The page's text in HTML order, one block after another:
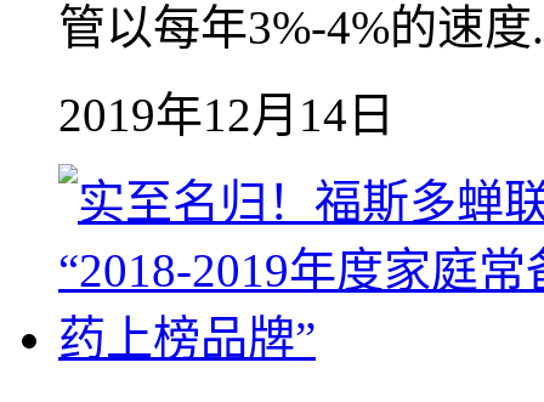
管以每年3%-4%的速度
2019年12月14日